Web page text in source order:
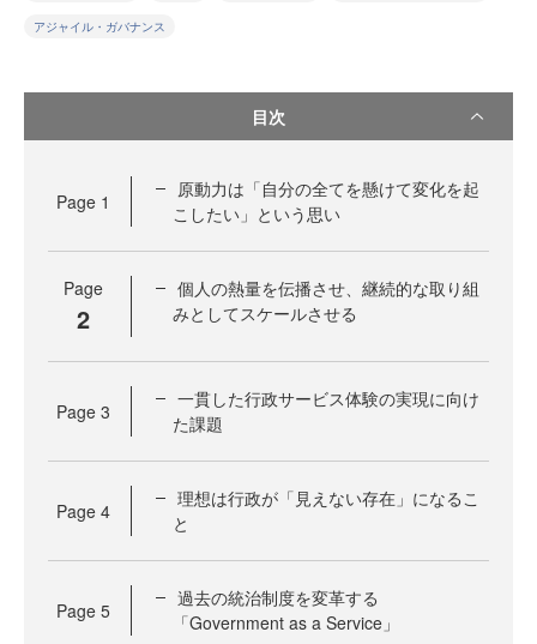
アジャイル・ガバナンス
目次
Page 1
原動力は「自分の全てを懸けて変化を起
こしたい」という思い
Page
2
個人の熱量を伝播させ、継続的な取り組
みとしてスケールさせる
Page 3
一貫した行政サービス体験の実現に向け
た課題
Page 4
理想は行政が「見えない存在」になるこ
と
Page 5
過去の統治制度を変革する
「Government as a Service」